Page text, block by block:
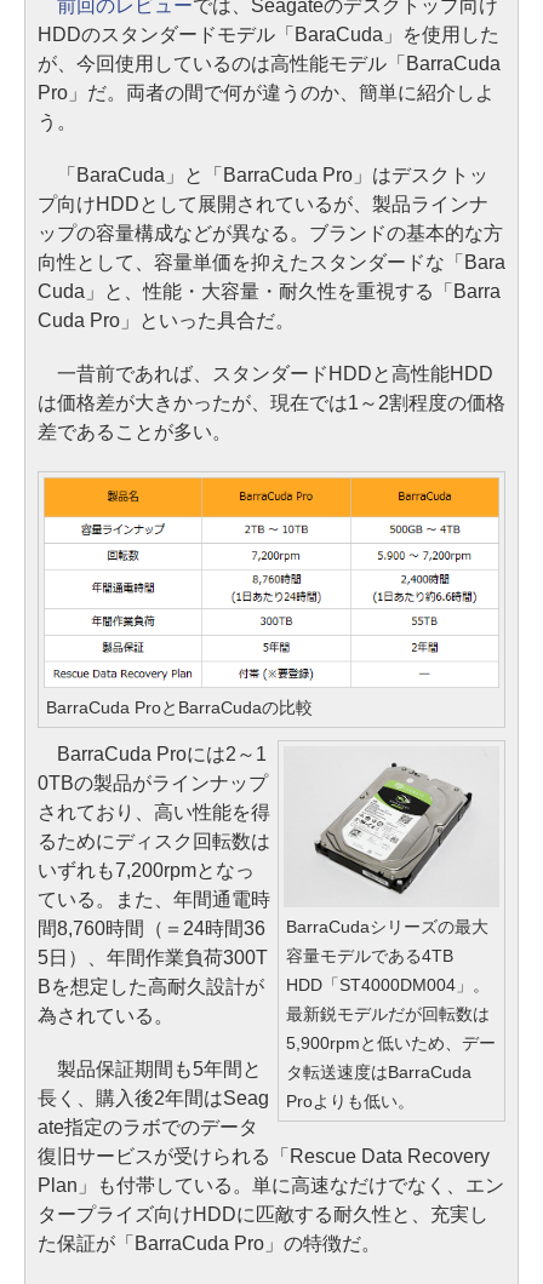
前回のレビューでは、Seagateのデスクトップ向け
HDDのスタンダードモデル「BaraCuda」を使用した
が、今回使用しているのは高性能モデル「BarraCuda
Pro」だ。両者の間で何が違うのか、簡単に紹介しよ
う。
「BaraCuda」と「BarraCuda Pro」はデスクトッ
プ向けHDDとして展開されているが、製品ラインナ
ップの容量構成などが異なる。ブランドの基本的な方
向性として、容量単価を抑えたスタンダードな「Bara
Cuda」と、性能・大容量・耐久性を重視する「Barra
Cuda Pro」といった具合だ。
一昔前であれば、スタンダードHDDと高性能HDD
は価格差が大きかったが、現在では1～2割程度の価格
差であることが多い。
BarraCuda ProとBarraCudaの比較
BarraCudaシリーズの最大
容量モデルである4TB
HDD「ST4000DM004」。
最新鋭モデルだが回転数は
5,900rpmと低いため、デー
タ転送速度はBarraCuda
Proよりも低い。
BarraCuda Proには2～1
0TBの製品がラインナップ
されており、高い性能を得
るためにディスク回転数は
いずれも7,200rpmとなっ
ている。また、年間通電時
間8,760時間（＝24時間36
5日）、年間作業負荷300T
Bを想定した高耐久設計が
為されている。
製品保証期間も5年間と
長く、購入後2年間はSeag
ate指定のラボでのデータ
復旧サービスが受けられる「Rescue Data Recovery
Plan」も付帯している。単に高速なだけでなく、エン
タープライズ向けHDDに匹敵する耐久性と、充実し
た保証が「BarraCuda Pro」の特徴だ。